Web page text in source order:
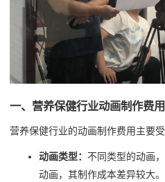
一、营养保健行业动画制作费
营养保健行业的动画制作费用主要
动画类型： 不同类型的动画
动画，其制作成本差异较大